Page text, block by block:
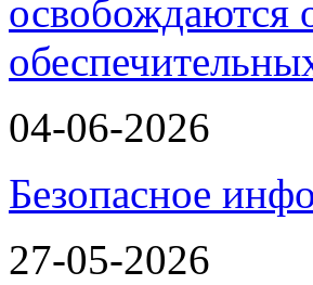
04-06-2026
Безопасное
27-05-2026